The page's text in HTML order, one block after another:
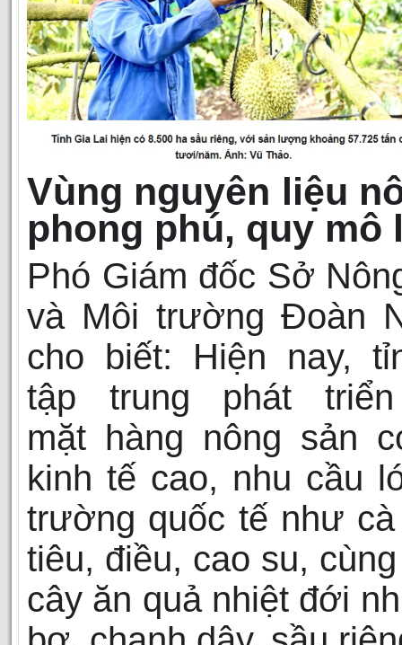
Vùng nguyên liệu
phong phú, quy mô
Phó Giám đốc Sở
và Môi trường Đoàn
cho biết: Hiện nay,
tập trung phát
mặt hàng nông sản
kinh tế cao, nhu cầu
trường quốc tế như
tiêu, điều, cao su,
cây ăn quả nhiệt đới